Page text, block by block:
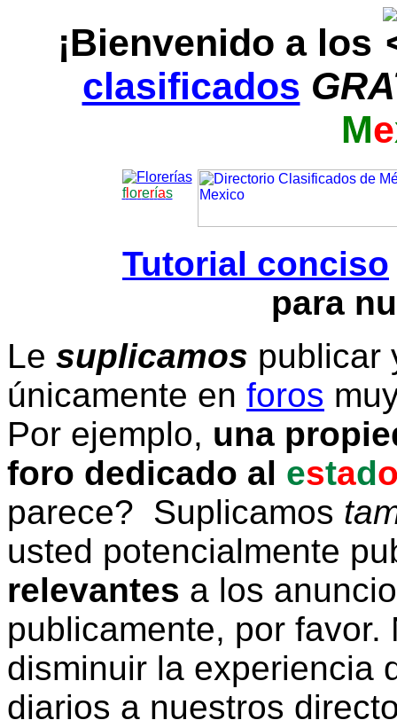
¡Bienvenido a los
clasificados
Me
florerías
Tutorial conciso
para
Le suplicamos publicar
únicamente en foros
Por ejemplo, una
foro dedicado al estad
parece? Suplicamos
usted potencialmente
relevantes a los
publicamente, por
disminuir la experiencia
diarios a nuestros